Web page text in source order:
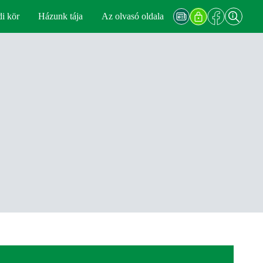
kör Házunk tája Az olvasó oldala